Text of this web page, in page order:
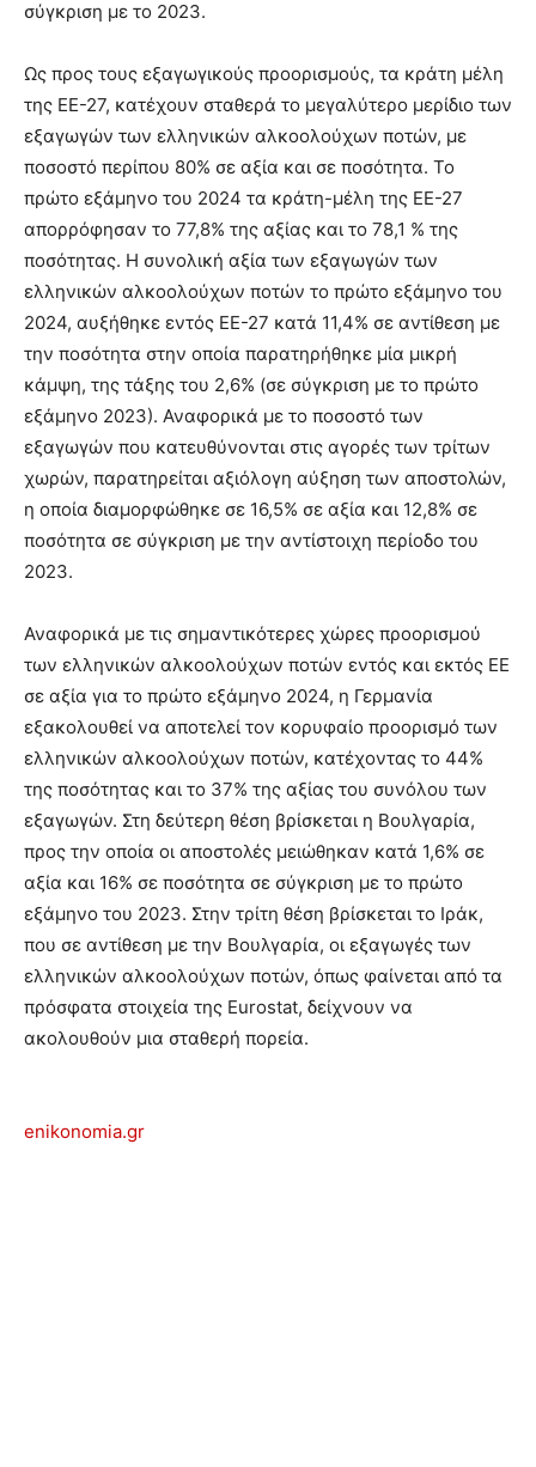
σύγκριση με το 2023.
Ως προς τους εξαγωγικούς προορισμούς, τα κράτη μέλη
της ΕΕ-27, κατέχουν σταθερά το μεγαλύτερο μερίδιο των
εξαγωγών των ελληνικών αλκοολούχων ποτών, με
ποσοστό περίπου 80% σε αξία και σε ποσότητα. Το
πρώτο εξάμηνο του 2024 τα κράτη-μέλη της ΕΕ-27
απορρόφησαν το 77,8% της αξίας και το 78,1 % της
ποσότητας. H συνολική αξία των εξαγωγών των
ελληνικών αλκοολούχων ποτών το πρώτο εξάμηνο του
2024, αυξήθηκε εντός ΕΕ-27 κατά 11,4% σε αντίθεση με
την ποσότητα στην οποία παρατηρήθηκε μία μικρή
κάμψη, της τάξης του 2,6% (σε σύγκριση με το πρώτο
εξάμηνο 2023). Αναφορικά με το ποσοστό των
εξαγωγών που κατευθύνονται στις αγορές των τρίτων
χωρών, παρατηρείται αξιόλογη αύξηση των αποστολών,
η οποία διαμορφώθηκε σε 16,5% σε αξία και 12,8% σε
ποσότητα σε σύγκριση με την αντίστοιχη περίοδο του
2023.
Αναφορικά με τις σημαντικότερες χώρες προορισμού
των ελληνικών αλκοολούχων ποτών εντός και εκτός ΕΕ
σε αξία για το πρώτο εξάμηνο 2024, η Γερμανία
εξακολουθεί να αποτελεί τον κορυφαίο προορισμό των
ελληνικών αλκοολούχων ποτών, κατέχοντας το 44%
της ποσότητας και το 37% της αξίας του συνόλου των
εξαγωγών. Στη δεύτερη θέση βρίσκεται η Βουλγαρία,
προς την οποία οι αποστολές μειώθηκαν κατά 1,6% σε
αξία και 16% σε ποσότητα σε σύγκριση με το πρώτο
εξάμηνο του 2023. Στην τρίτη θέση βρίσκεται το Ιράκ,
που σε αντίθεση με την Βουλγαρία, οι εξαγωγές των
ελληνικών αλκοολούχων ποτών, όπως φαίνεται από τα
πρόσφατα στοιχεία της Eurostat, δείχνουν να
ακολουθούν μια σταθερή πορεία.
enikonomia.gr